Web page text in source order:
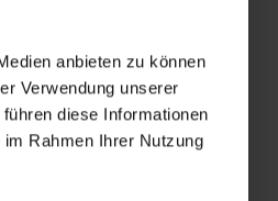
anbieten zu können
Verwendung unserer
diese Informationen
Rahmen Ihrer Nutzung